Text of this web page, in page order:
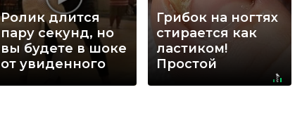
Ролик длится
пару секунд, но
вы будете в шоке
от увиденного
Грибок на ногтях
стирается как
ластиком!
Простой
домашний метод